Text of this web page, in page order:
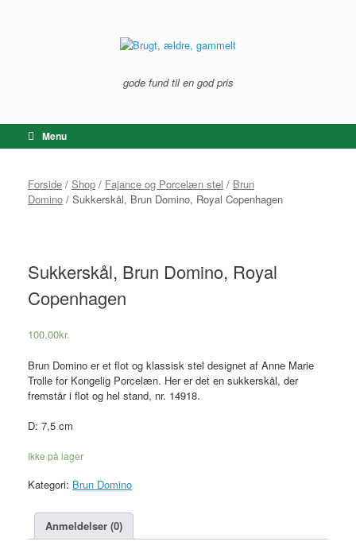
gode fund til en god pris
Menu
Forside / Shop / Fajance og Porcelæn stel / Brun
Domino / Sukkerskål, Brun Domino, Royal Copenhagen
Sukkerskål, Brun Domino, Royal
Copenhagen
100,00kr.
Brun Domino er et flot og klassisk stel designet af Anne Marie
Trolle for Kongelig Porcelæn. Her er det en sukkerskål, der
fremstår i flot og hel stand, nr. 14918.
D: 7,5 cm
Ikke på lager
Kategori: Brun Domino
Anmeldelser (0)